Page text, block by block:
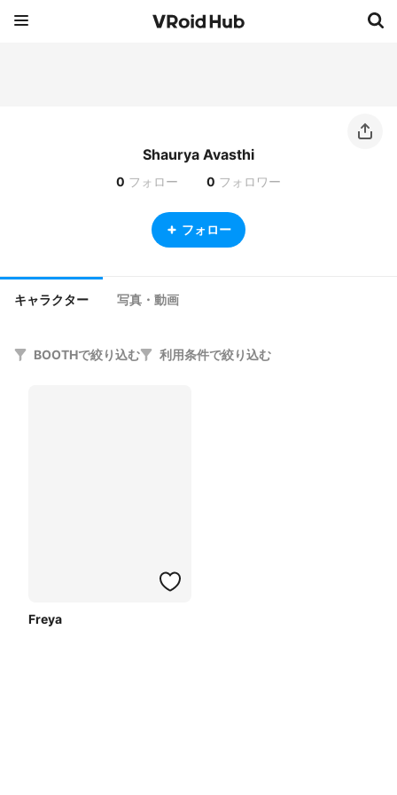
Shaurya Avasthi
0 フォロー 0 フォロワー
フォロー
キャラクター 写真・動画
BOOTHで絞り込む 利用条件で絞り込む
Freya